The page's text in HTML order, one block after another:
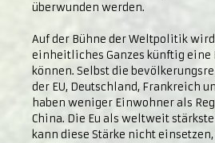
überwunden werden.
Auf der Bühne der Weltpolitik
einheitliches Ganzes künftig eine
können. Selbst die
der EU, Deutschland, Frankreich
haben weniger Einwohner als
China. Die Eu als weltweit
kann diese Stärke nicht